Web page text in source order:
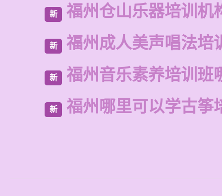
新 福州仓山乐器培训机
新 福州成人美声唱法培
新 福州音乐素养培训班
新 福州哪里可以学古筝